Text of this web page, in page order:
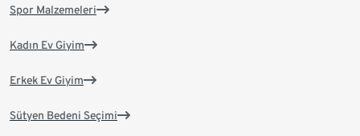
Spor Malzemeleri
Kadın Ev Giyim
Erkek Ev Giyim
Sütyen Bedeni Seçimi